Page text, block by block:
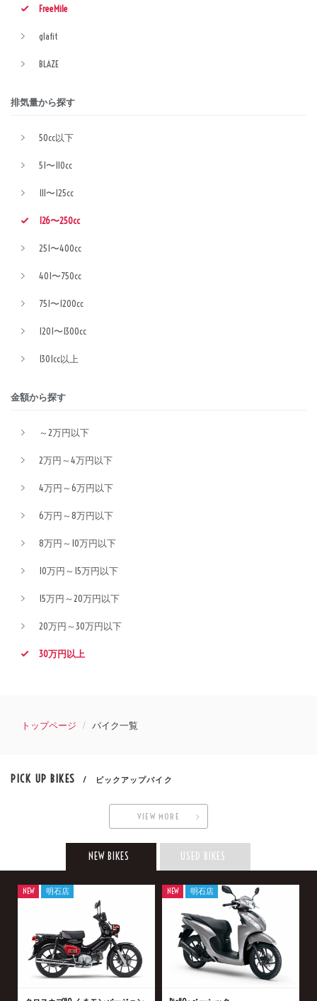
FreeMile
glafit
BLAZE
排気量から探す
50cc以下
51〜110cc
111〜125cc
126〜250cc
251〜400cc
401〜750cc
751〜1200cc
1201〜1300cc
1301cc以上
金額から探す
～2万円以下
2万円～4万円以下
4万円～6万円以下
6万円～8万円以下
8万円～10万円以下
10万円～15万円以下
15万円～20万円以下
20万円～30万円以下
30万円以上
トップページ バイク一覧
PICK UP BIKES / ピックアップバイク
VIEW MORE
NEW BIKES USED BIKES
NEW 明石店 NEW 明石店